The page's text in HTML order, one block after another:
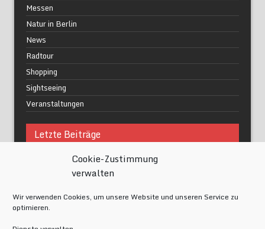
Cookie-Zustimmung
verwalten
Wir verwenden Cookies, um unsere Website und unseren Service zu
optimieren.
Messen
Natur in Berlin
News
Radtour
Shopping
Sightseeing
Veranstaltungen
Letzte Beiträge
Was macht urbane Lebensqualität wirklich aus?
Grüne Oasen in Berlin
Festival of Lights Berlin 2024
Gesund schlafen im modernen Alltag